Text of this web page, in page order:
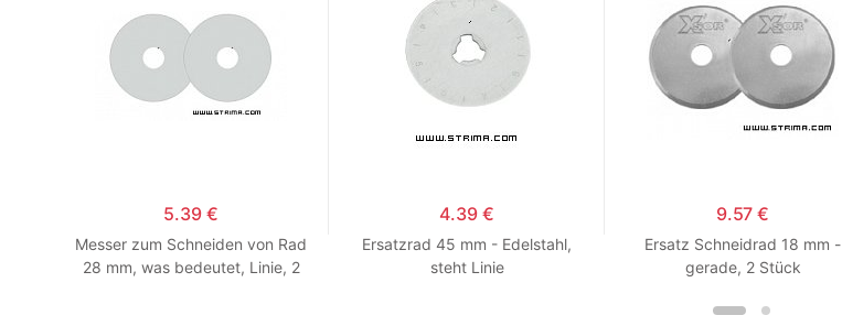
5.39 €
Messer zum Schneiden von Rad
28 mm, was bedeutet, Linie, 2
4.39 €
Ersatzrad 45 mm - Edelstahl,
steht Linie
9.57 €
Ersatz Schneidrad 18 mm -
gerade, 2 Stück